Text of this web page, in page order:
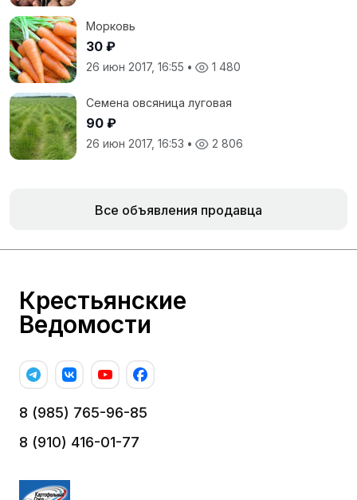
Морковь
30 ₽
26 июн 2017, 16:55 • 1 480
Семена овсяница луговая
90 ₽
26 июн 2017, 16:53 • 2 806
Все объявления продавца
Крестьянские
Ведомости
8 (985) 765-96-85
8 (910) 416-01-77